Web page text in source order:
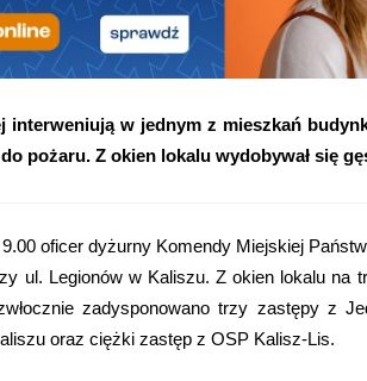
interweniują w jednym z mieszkań
pożaru. Z okien lokalu wydobywał się
oficer dyżurny Komendy Miejskiej
ul. Legionów w Kaliszu. Z okien lokalu na
zadysponowano trzy zastępy z
oraz ciężki zastęp z OSP Kalisz-Lis.